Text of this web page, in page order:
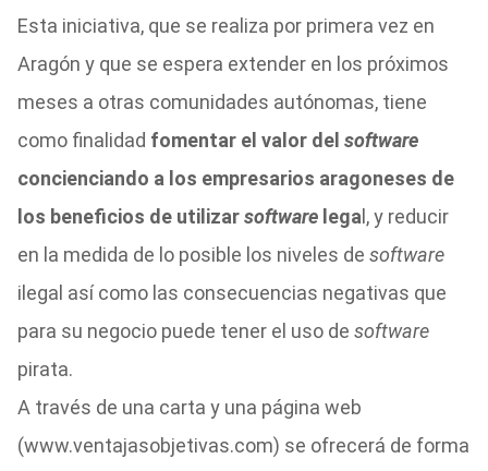
Esta iniciativa, que se realiza por primera vez en
Aragón y que se espera extender en los próximos
meses a otras comunidades autónomas, tiene
como finalidad fomentar el valor del software
concienciando a los empresarios aragoneses de
los beneficios de utilizarsoftwarelega l, y reducir
en la medida de lo posible los niveles de software
ilegal así como las consecuencias negativas que
para su negocio puede tener el uso de software
pirata.
A través de una carta y una página web
(www.ventajasobjetivas.com) se ofrecerá de forma